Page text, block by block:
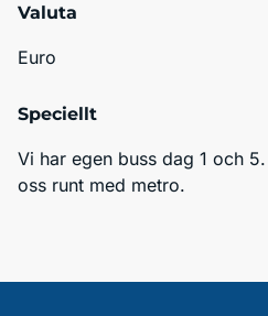
Valuta
Euro
Speciellt
Vi har egen buss dag 1 och
oss runt med metro.